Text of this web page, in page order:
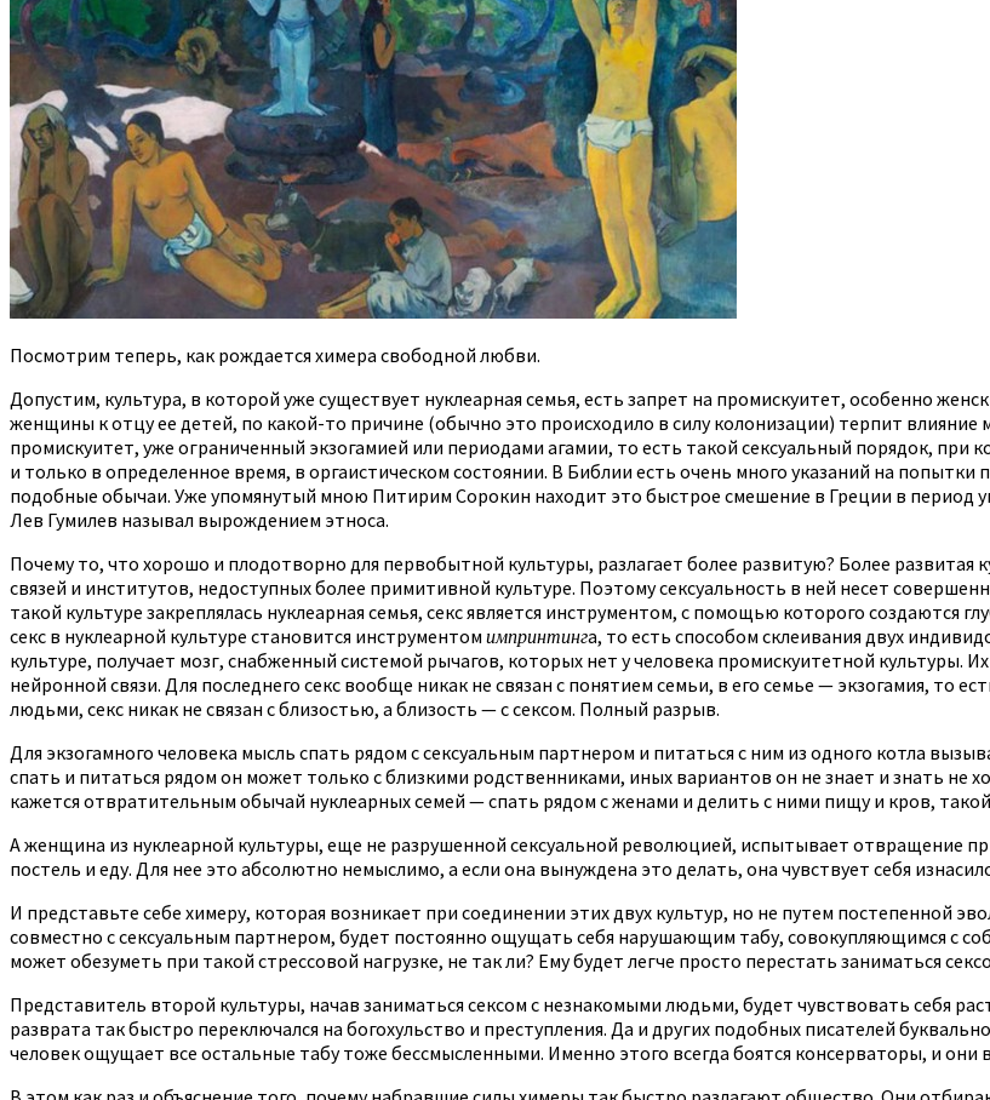
Посмотрим теперь, как рождается химера свободной любви.
Допустим, культура, в которой уже существует нуклеарная семья, есть запрет на промискуитет, особенно
женщины к отцу ее детей, по какой-то причине (обычно это происходило в силу колонизации) терпит
промискуитет, уже ограниченный экзогамией или периодами агамии, то есть такой сексуальный порядок, при
и только в определенное время, в оргаистическом состоянии. В Библии есть очень много указаний на
подобные обычаи. Уже упомянутый мною Питирим Сорокин находит это быстрое смешение в Греции в период
Лев Гумилев называл вырождением этноса.
Почему то, что хорошо и плодотворно для первобытной культуры, разлагает более развитую? Более развитая
связей и институтов, недоступных более примитивной культуре. Поэтому сексуальность в ней несет
такой культуре закреплялась нуклеарная семья, секс является инструментом, с помощью которого создаются
секс в нуклеарной культуре становится инструментом импринтинга, то есть способом склеивания двух
культуре, получает мозг, снабженный системой рычагов, которых нет у человека промискуитетной культуры.
нейронной связи. Для последнего секс вообще никак не связан с понятием семьи, в его семье — экзогамия, то
людьми, секс никак не связан с близостью, а близость — с сексом. Полный разрыв.
Для экзогамного человека мысль спать рядом с сексуальным партнером и питаться с ним из одного котла
спать и питаться рядом он может только с близкими родственниками, иных вариантов он не знает и знать не
кажется отвратительным обычай нуклеарных семей — спать рядом с женами и делить с ними пищу и кров,
А женщина из нуклеарной культуры, еще не разрушенной сексуальной революцией, испытывает отвращение
постель и еду. Для нее это абсолютно немыслимо, а если она вынуждена это делать, она чувствует себя
И представьте себе химеру, которая возникает при соединении этих двух культур, но не путем постепенной
совместно с сексуальным партнером, будет постоянно ощущать себя нарушающим табу, совокупляющимся с
может обезуметь при такой стрессовой нагрузке, не так ли? Ему будет легче просто перестать заниматься
Представитель второй культуры, начав заниматься сексом с незнакомыми людьми, будет чувствовать себя
разврата так быстро переключался на богохульство и преступления. Да и других подобных писателей
человек ощущает все остальные табу тоже бессмысленными. Именно этого всегда боятся консерваторы, и они